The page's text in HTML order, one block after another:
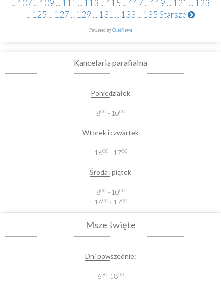
... 107 ... 109 ... 111 ... 113 ... 115 ... 117 ... 119 ... 121 ... 123
... 125 ... 127 ... 129 ... 131 ... 133 ... 135Starsze
Powered by CuteNews
Kancelaria parafialna
Poniedziałek
800- 1000
Wtorek i czwartek
1600- 1700
Środa i piątek
800- 1000
1600- 1700
Msze święte
Dni powszednie:
630 , 1800